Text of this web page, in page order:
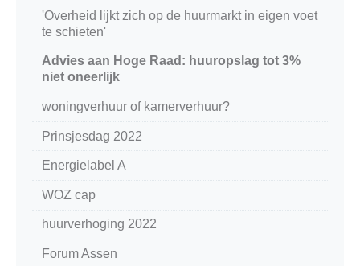
'Overheid lijkt zich op de huurmarkt in eigen voet
te schieten'
Advies aan Hoge Raad: huuropslag tot 3%
niet oneerlijk
woningverhuur of kamerverhuur?
Prinsjesdag 2022
Energielabel A
WOZ cap
huurverhoging 2022
Forum Assen